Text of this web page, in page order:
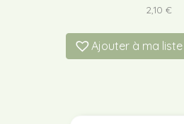
5.002,10 €
Ajouter à ma